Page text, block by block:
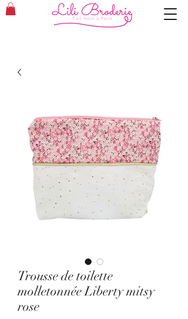
Trousse de toilette
molletonnée Liberty mitsy
rose